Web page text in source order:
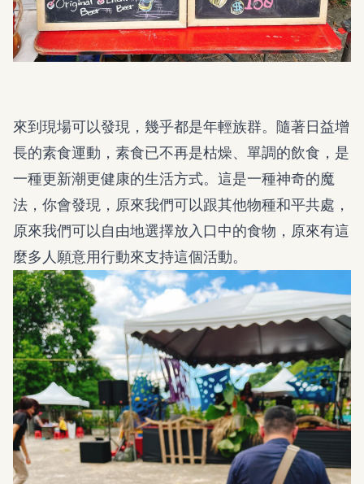
來到現場可以發現，幾乎都是年輕族群。隨著日益增
長的素食運動，素食已不再是枯燥、單調的飲食，是
一種更新潮更健康的生活方式。這是一種神奇的魔
法，你會發現，原來我們可以跟其他物種和平共處，
原來我們可以自由地選擇放入口中的食物，原來有這
麼多人願意用行動來支持這個活動。